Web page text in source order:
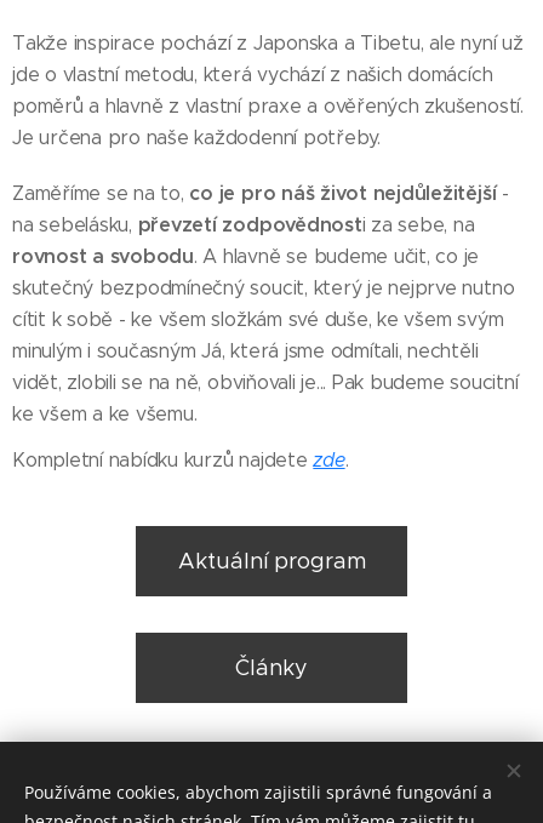
Takže inspirace pochází z Japonska a Tibetu, ale nyní už
jde o vlastní metodu, která vychází z našich domácích
poměrů a hlavně z vlastní praxe a ověřených zkušeností.
Je určena pro naše každodenní potřeby.
Zaměříme se na to, co je pro náš život nejdůležitější-
na sebelásku, převzetí zodpovědnosti za sebe, na
rovnost a svobodu. A hlavně se budeme učit, co je
skutečný bezpodmínečný soucit, který je nejprve nutno
cítit k sobě - ke všem složkám své duše, ke všem svým
minulým i současným Já, která jsme odmítali, nechtěli
vidět, zlobili se na ně, obviňovali je... Pak budeme soucitní
ke všem a ke všemu.
Kompletní nabídku kurzů najdetezde.
Aktuální program
Články
Používáme cookies, abychom zajistili správné fungování a